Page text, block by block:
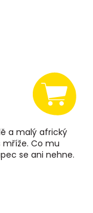
a malý africký
Co mu
se ani nehne.